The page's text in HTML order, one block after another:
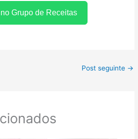
Grupo de Receitas
Post seguinte →